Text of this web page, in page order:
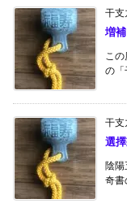
干支
増
こ
の「
干支
選
陰陽
奇書